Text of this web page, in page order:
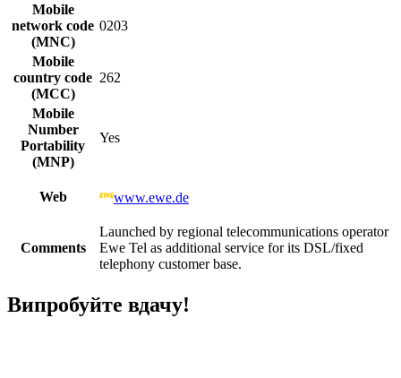
Mobile
network code
(MNC)
0203
Mobile
country code
(MCC)
262
Mobile
Number
Portability
(MNP)
Yes
Web www.ewe.de
Comments
Launched by regional telecommunications operator
Ewe Tel as additional service for its DSL/fixed
telephony customer base.
Випробуйте вдачу!